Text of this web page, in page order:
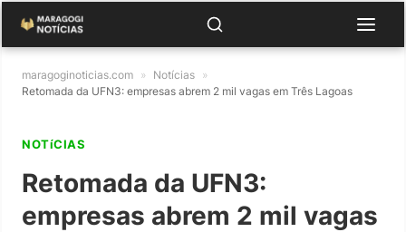
maragoginoticias.com » Notícias »
Retomada da UFN3: empresas abrem 2 mil vagas em Três Lagoas
NOTíCIAS
Retomada da UFN3:
empresas abrem 2 mil vagas